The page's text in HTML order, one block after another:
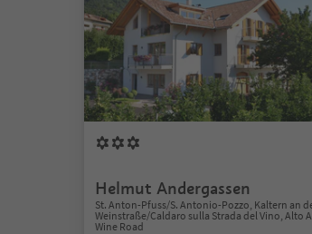
Helmut Andergassen
St. Anton-Pfuss/S. Antonio-Pozzo, Kaltern an
Weinstraße/Caldaro sulla Strada del Vino, Alto
Wine Road